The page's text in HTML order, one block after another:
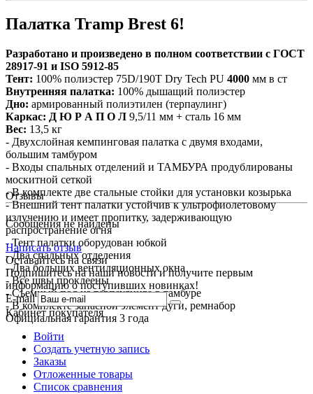
Палатка Tramp Brest 6!
Разработано и произведено в полном соответствии с ГОСТ
28917-91 и ISO 5912-85
Тент: 100% полиэстер 75D/190T Dry Tech PU 4000 мм в ст
Внутренняя палатка: 100% дышащий полиэстер
Дно: армированный полиэтилен (терпаулинг)
Каркас: Д Ю Р А П О Л 9,5/11 мм + сталь 16 мм
Вес: 13,5 кг
- Двухслойная кемпинговая палатка с двумя входами,
большим тамбуром
- Входы спальных отделений и ТАМБУРА продублированы
москитной сеткой
- В комплекте две стальные стойки для установки козырька
- Внешний тент палатки устойчив к ультрофиолетовому
излучению и имеет пропитку, задерживающую
распространение огня
- Тент палатки оборудован юбкой
- Два спальных отделения
- Два больших вентиляционных окна
- Все швы проклеены
- Съемный пол из терпаулинга в тамбуре
- В комплекте запасной элемент дуги, ремнабор
Официальная гарантия 3 года
Отзывы
Сообщения не найдены
Написать отзыв
Оставайтесь на связи
Подпишитесь на наши новости и получите первым
информацию о поступивших новинках!
E-mail
Кабинет покупателя
Войти
Создать учетную запись
Заказы
Отложенные товары
Список сравнения